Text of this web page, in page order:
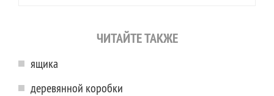
ЧИТАЙТЕ ТАКЖЕ
ящика
деревянной коробки